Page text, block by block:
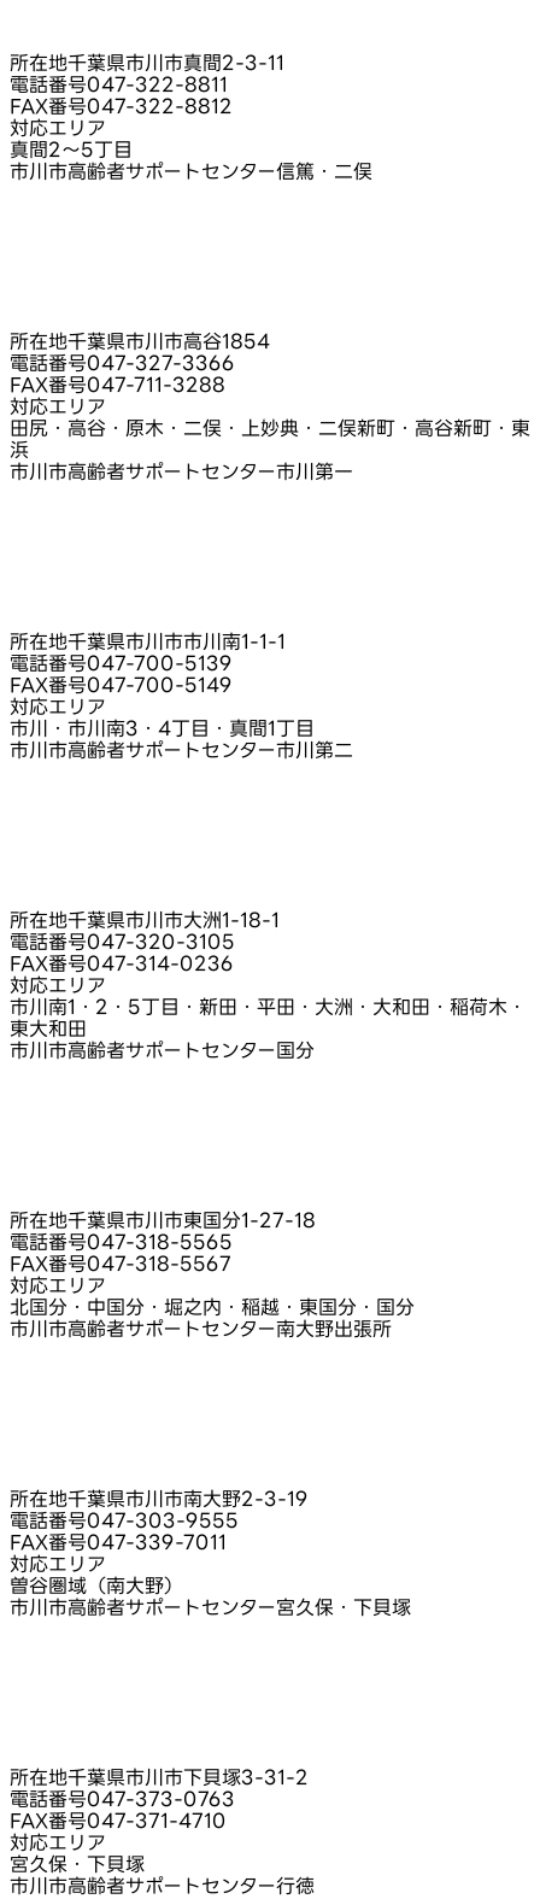
所在地千葉県市川市真間2‑3‑11
電話番号047-322-8811
FAX番号047-322-8812
対応エリア
真間2～5丁目
市川市高齢者サポートセンター信篤・二俣
所在地千葉県市川市高谷1854
電話番号047-327-3366
FAX番号047-711-3288
対応エリア
田尻・高谷・原木・二俣・上妙典・二俣新町・高谷新町・東
浜
市川市高齢者サポートセンター市川第一
所在地千葉県市川市市川南1‑1‑1
電話番号047-700-5139
FAX番号047-700-5149
対応エリア
市川・市川南3・4丁目・真間1丁目
市川市高齢者サポートセンター市川第二
所在地千葉県市川市大洲1‑18‑1
電話番号047-320-3105
FAX番号047-314-0236
対応エリア
市川南1・2・5丁目・新田・平田・大洲・大和田・稲荷木・
東大和田
市川市高齢者サポートセンター国分
所在地千葉県市川市東国分1‑27‑18
電話番号047-318-5565
FAX番号047-318-5567
対応エリア
北国分・中国分・堀之内・稲越・東国分・国分
市川市高齢者サポートセンター南大野出張所
所在地千葉県市川市南大野2‑3‑19
電話番号047-303-9555
FAX番号047-339-7011
対応エリア
曽谷圏域（南大野）
市川市高齢者サポートセンター宮久保・下貝塚
所在地千葉県市川市下貝塚3‑31‑2
電話番号047-373-0763
FAX番号047-371-4710
対応エリア
宮久保・下貝塚
市川市高齢者サポートセンター行徳